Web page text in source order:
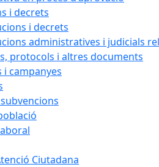
i decrets
i decrets
administratives i judicials
protocols i altres documents
i campanyes
Ciutadana